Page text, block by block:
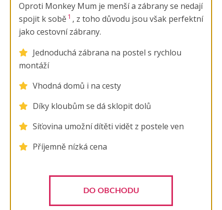
Oproti Monkey Mum je menší a zábrany se nedají
spojit k sobě1 , z toho důvodu jsou však perfektní
jako cestovní zábrany.
Jednoduchá zábrana na postel s rychlou
montáží
Vhodná domů i na cesty
Díky kloubům se dá sklopit dolů
Síťovina umožní dítěti vidět z postele ven
Příjemně nízká cena
DO OBCHODU